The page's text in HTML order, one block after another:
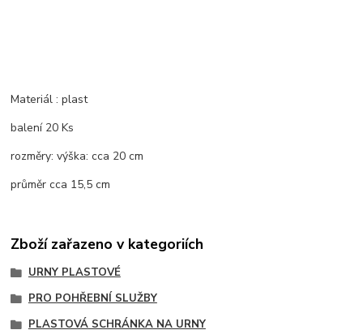
Materiál : plast
balení 20 Ks
rozměry:výška:cca 20 cm
průměr cca 15,5 cm
Zboží zařazeno v kategoriích
URNY PLASTOVÉ
PRO POHŘEBNÍ SLUŽBY
PLASTOVÁ SCHRÁNKA NA URNY